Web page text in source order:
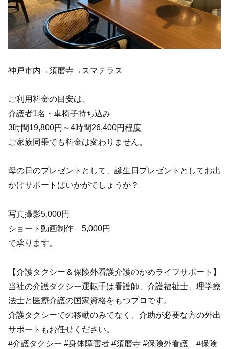
神戸市内→須磨寺→スマテラス
ご利用料金の目安は、
介護者1名・車椅子持ち込み
3時間19,800円～4時間26,400円程度
ご家族同乗でも料金は変わりません。
母の日のプレゼントとして、誕生日プレゼントとしてお出
かけサポートはいかがでしょうか？
写真撮影5,000円
ショート動画制作 5,000円
で承ります。
【介護タクシー＆保険外看護介護のかめライフサポート】
当社の介護タクシー運転手は看護師、介護福祉士、理学療
法士と医療介護の国家資格をもつプロです。
介護タクシーでの移動のみでなく、介助が必要な方の外出
サポートもお任せください。
#介護タクシー #身体障害者 #須磨寺 #保険外看護 #保険